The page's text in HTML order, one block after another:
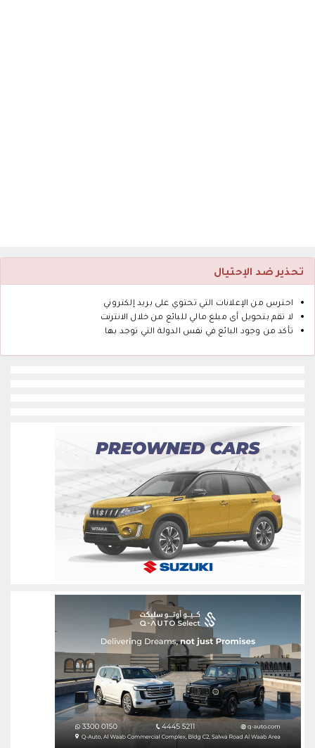
تحذير ضد الإحتيال
احترس من الإعلانات التي تحتوي على بريد إلكتروني
لا تقم بتحويل أى مبلغ مالي للبائع من خلال الانترنت
تأكد من وجود البائع في نفس الدولة التي توجد بها